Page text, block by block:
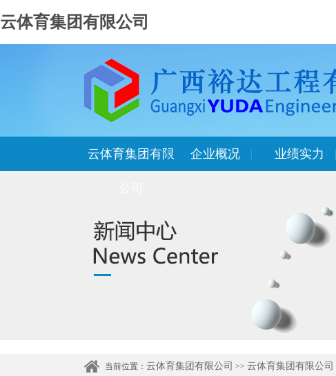
云体育集团有限公司
云体育集团有限 企业概况 业绩实力
当前位置： 云体育集团有限公司 >> 云体育集团有限公司